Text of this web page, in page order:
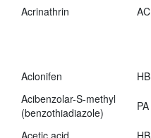
Acrinathrin AC
Aclonifen HB
Acibenzolar-S-methyl
(benzothiadiazole)
PA